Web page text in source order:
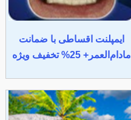
ایمپلنت اقساطی با ضمانت
مادام‌العمر+ 25% تخفیف ویژه